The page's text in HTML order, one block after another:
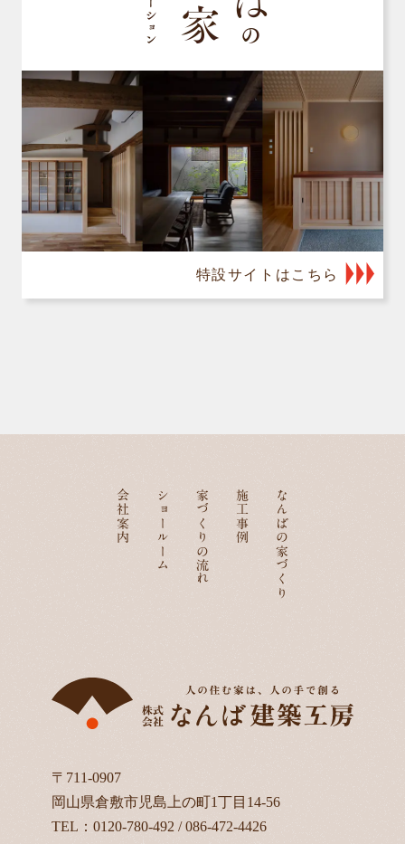
特設サイトはこちら
なんばの家づくり
施工事例
家づくりの流れ
ショールーム
会社案内
〒711-0907
岡山県倉敷市児島上の町1丁目14-56
TEL： 0120-780-492 /086-472-4426